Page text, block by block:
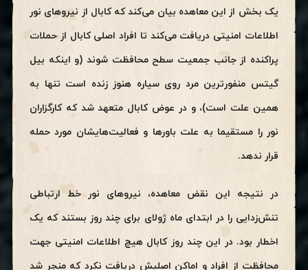
یک بخش از این معاهده بیان می‌کند که کابال از نیروهای نور
اطلاعات امنیتی دریافت می‌کند تا افراد اصلی کابال از حملات
پراکنده از جانب جمعیت سطح محافظت شوند (و اینکه بیل
گیتس منفورترین مرد روی سیاره هنوز زنده است تنها به
همین علت است)، و در عوض کابال متعهد شد که کارگزاران
نور را مستقیما به علت باورها و فعالیت‌هایشان مورد حمله
قرار ندهد.
در نتیجه این نقض معاهده، نیروهای نور خط ارتباطی
تنش‌زدایی را در ابتدای ماه ژولای برای چند روز بستند که یک
اخطار بود. در این چند روز کابال هیچ اطلاعات امنیتی جهت
محافظت از افراد و اماکن اصلیش دریافت نکرد که منجر شد